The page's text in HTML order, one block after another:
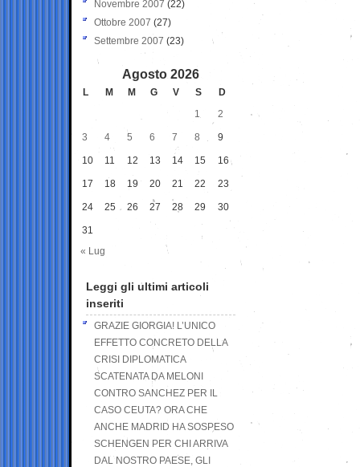
Novembre 2007 (22)
Ottobre 2007 (27)
Settembre 2007 (23)
Agosto 2026
L M M G V S
D
1
2
3 4 5 6 7 8 9
10 11 12 13 14 15 16
17 18 19 20 21 22 23
24 25 26 27 28 29 30
31
« Lug
Leggi gli ultimi articoli
inseriti
GRAZIE GIORGIA! L’UNICO
EFFETTO CONCRETO DELLA
CRISI DIPLOMATICA
SCATENATA DA MELONI
CONTRO SANCHEZ PER IL
CASO CEUTA? ORA CHE
ANCHE MADRID HA SOSPESO
SCHENGEN PER CHI ARRIVA
DAL NOSTRO PAESE, GLI